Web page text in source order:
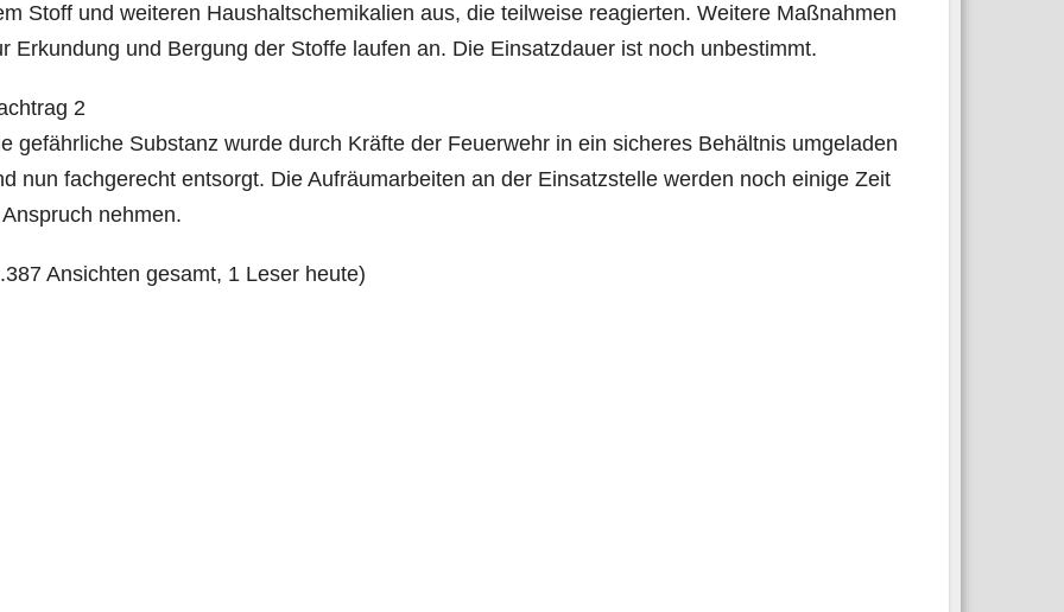
Stoff und wei­te­ren Haus­halts­che­mi­ka­li­en aus, die teil­wei­se reagier­ten. Wei­te­re Maß­nah­men
Erkun­dung und Ber­gung der Stof­fe lau­fen an. Die Ein­satz­dau­er ist noch unbestimmt.
2
gefähr­li­che Sub­stanz wur­de durch Kräf­te der Feu­er­wehr in ein siche­res Behält­nis umge­la­den
nun fach­ge­recht ent­sorgt. Die Auf­räum­ar­bei­ten an der Ein­satz­stel­le wer­den noch eini­ge Zeit
Anspruch nehmen.
Ansich­ten gesamt, 1 Leser heute)